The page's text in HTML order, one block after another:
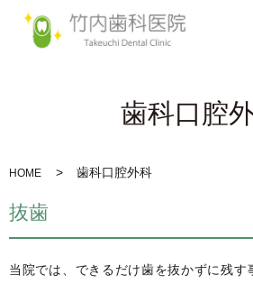
歯科口腔
HOME 歯科口腔外科
抜歯
当院では、できるだけ歯を抜かずに残す